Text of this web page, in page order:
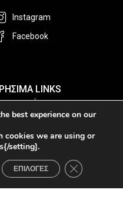
LINKS
Policy
Ερωτήσεις
Instagram
Facebook
best experience on our
cookies we are using or
setting].
ΕΠΙΛΟΓΕΣ Κλείσιμο